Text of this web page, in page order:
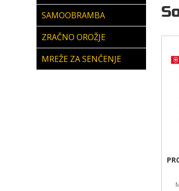
SAMOOBRAMBA
ZRAČNO OROŽJE
MREŽE ZA SENČENJE